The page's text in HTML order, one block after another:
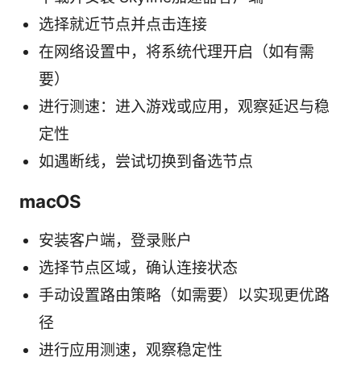
选择就近节点并点击连接
在网络设置中，将系统代理开启（如有需
要）
进行测速：进入游戏或应用，观察延迟与稳
定性
如遇断线，尝试切换到备选节点
macOS
安装客户端，登录账户
选择节点区域，确认连接状态
手动设置路由策略（如需要）以实现更优路
径
进行应用测速，观察稳定性